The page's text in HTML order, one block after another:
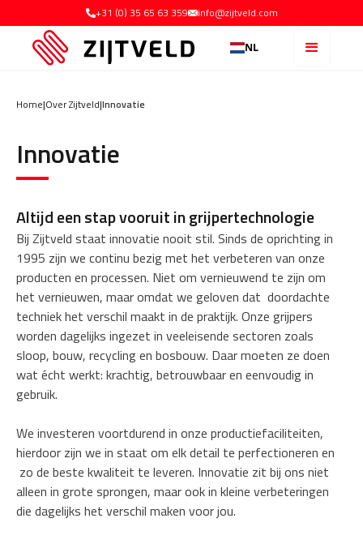
+31 (0) 35 65 63 359 info@zijtveld.com
NL
Home|Over Zijtveld|Innovatie
Innovatie
Altijd een stap vooruit in grijpertechnologie
Bij Zijtveld staat innovatie nooit stil. Sinds de oprichting in
1995 zijn we continu bezig met het verbeteren van onze
producten en processen. Niet om vernieuwend te zijn om
het vernieuwen, maar omdat we geloven dat doordachte
techniek het verschil maakt in de praktijk. Onze grijpers
worden dagelijks ingezet in veeleisende sectoren zoals
sloop, bouw, recycling en bosbouw. Daar moeten ze doen
wat écht werkt: krachtig, betrouwbaar en eenvoudig in
gebruik.
We investeren voortdurend in onze productiefaciliteiten,
hierdoor zijn we in staat om elk detail te perfectioneren en
zo de beste kwaliteit te leveren. Innovatie zit bij ons niet
alleen in grote sprongen, maar ook in kleine verbeteringen
die dagelijks het verschil maken voor jou.